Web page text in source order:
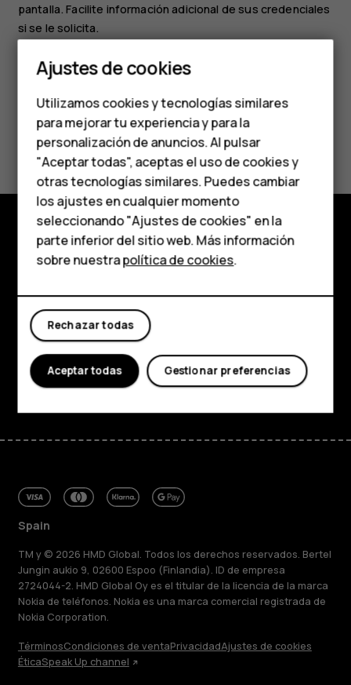
Smartphones
Teléfonos clásicos
Teléfonos para
personas mayores
Accesorios
HMD Terra M
Para empresas
Tabletas
Tienda
Mi cuenta
pantalla. Facilite información adicional de sus credenciales
si se le solicita.
¿Te ha parecido útil?
Sí No
Tienda
Planet and people
Asistencia
FacebookInstagram
TiktokYoutubeLinkedinDiscord
Spain
TM y © 2026 HMD Global. Todos los derechos reservados. Bertel
Jungin aukio 9, 02600 Espoo (Finlandia). ID de empresa
2724044-2. HMD Global Oy es el titular de la licencia de la marca
Nokia de teléfonos. Nokia es una marca comercial registrada de
Nokia Corporation.
TérminosCondiciones de ventaPrivacidadAjustes de cookies
ÉticaSpeak Up channel
Ajustes de cookies
Utilizamos cookies y tecnologías similares
para mejorar tu experiencia y para la
personalización de anuncios. Al pulsar
"Aceptar todas", aceptas el uso de cookies y
otras tecnologías similares. Puedes cambiar
los ajustes en cualquier momento
seleccionando "Ajustes de cookies" en la
parte inferior del sitio web. Más información
sobre nuestrapolítica de cookies.
Rechazar todas
Gestionar preferencias
Aceptar todas